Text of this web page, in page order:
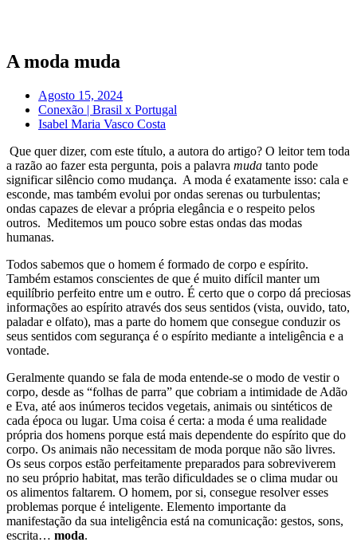
conteúdo
A moda muda
Agosto 15, 2024
Conexão | Brasil x Portugal
Isabel Maria Vasco Costa
Que quer dizer, com este título, a autora do artigo? O leitor tem toda
a razão ao fazer esta pergunta, pois a palavra muda tanto pode
significar silêncio como mudança. A moda é exatamente isso: cala e
esconde, mas também evolui por ondas serenas ou turbulentas;
ondas capazes de elevar a própria elegância e o respeito pelos
outros. Meditemos um pouco sobre estas ondas das modas
humanas.
Todos sabemos que o homem é formado de corpo e espírito.
Também estamos conscientes de que é muito difícil manter um
equilíbrio perfeito entre um e outro. É certo que o corpo dá preciosas
informações ao espírito através dos seus sentidos (vista, ouvido, tato,
paladar e olfato), mas a parte do homem que consegue conduzir os
seus sentidos com segurança é o espírito mediante a inteligência e a
vontade.
Geralmente quando se fala de moda entende-se o modo de vestir o
corpo, desde as “folhas de parra” que cobriam a intimidade de Adão
e Eva, até aos inúmeros tecidos vegetais, animais ou sintéticos de
cada época ou lugar. Uma coisa é certa: a moda é uma realidade
própria dos homens porque está mais dependente do espírito que do
corpo. Os animais não necessitam de moda porque não são livres.
Os seus corpos estão perfeitamente preparados para sobreviverem
no seu próprio habitat, mas terão dificuldades se o clima mudar ou
os alimentos faltarem. O homem, por si, consegue resolver esses
problemas porque é inteligente. Elemento importante da
manifestação da sua inteligência está na comunicação: gestos, sons,
escrita… moda.